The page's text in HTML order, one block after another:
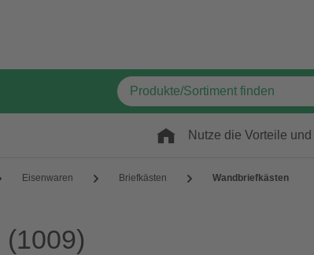
Nutze die Vorteile und
Eisenwaren Briefkästen Wandbriefkästen
(1009)